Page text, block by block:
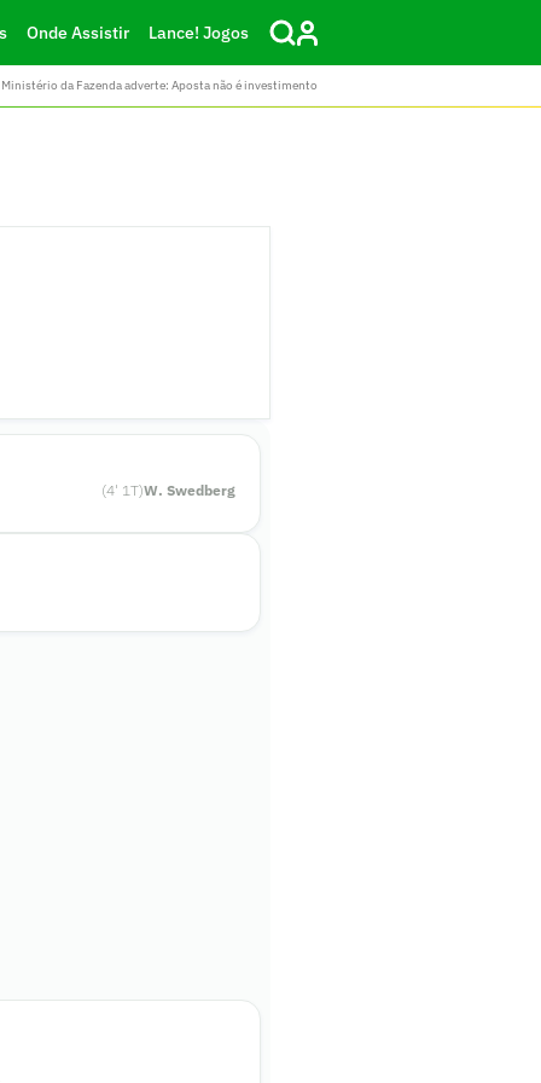
Onde Assistir Lance! Jogos
da Fazenda adverte: Aposta não é investimento
(4' 1T)W. Swedberg